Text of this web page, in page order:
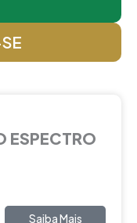
ESPECTRO
Saiba Mais